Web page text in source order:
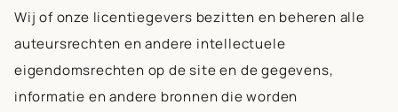
Wij of onze licentiegevers bezitten en beheren alle
auteursrechten en andere intellectuele
eigendomsrechten op de site en de gegevens,
informatie en andere bronnen die worden